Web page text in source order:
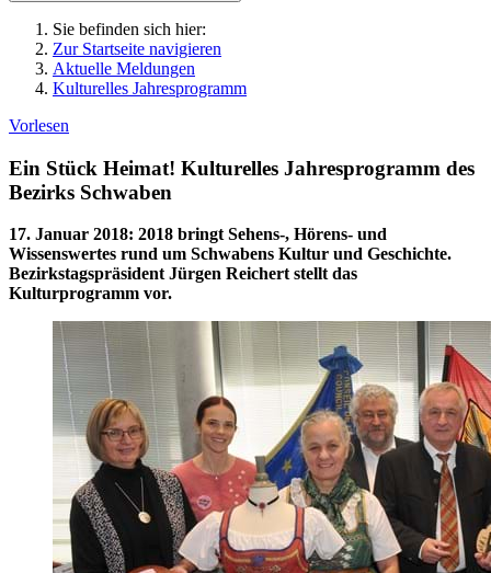
Sie befinden sich hier:
Zur Startseite navigieren
Aktuelle Meldungen
Kulturelles Jahresprogramm
Vorlesen
Ein Stück Heimat! Kulturelles Jahresprogramm des
Bezirks Schwaben
17. Januar 2018: 2018 bringt Sehens-, Hörens- und
Wissenswertes rund um Schwabens Kultur und Geschichte.
Bezirkstagspräsident Jürgen Reichert stellt das
Kulturprogramm vor.